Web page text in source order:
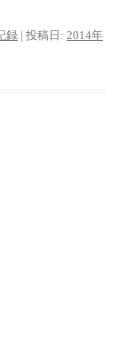
録 | 投稿日: 2014年